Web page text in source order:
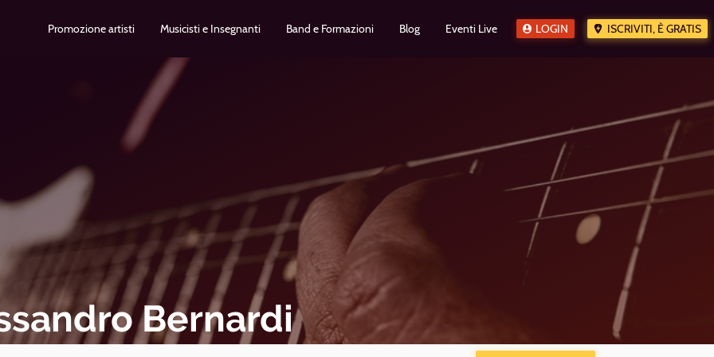
Promozione artisti Musicisti e Insegnanti Band e Formazioni Blog Eventi Live LOGIN ISCRIVITI, È GRATIS
Bernardi